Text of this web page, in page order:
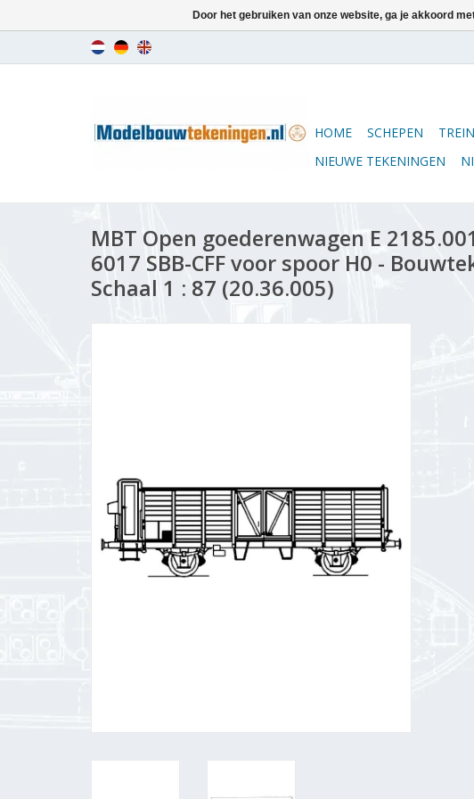
HOME SCHEPEN
NIEUWE TEKENINGEN
MBT Open goederenwagen E
6017 SBB-CFF voor spoor H0 -
Schaal 1 : 87 (20.36.005)
Door het gebruiken van onze website, ga je akkoord